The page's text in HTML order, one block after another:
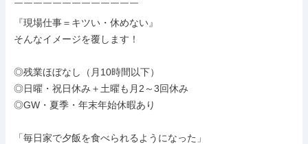
￣￣￣￣￣￣￣￣￣￣￣￣￣
『現場仕事＝キツい・休めない』
そんなイメージを覆します！
◎残業ほぼなし（月10時間以下）
◎日曜・祝日休み＋土曜も月2～3回休み
◎GW・夏季・年末年始休暇あり
「毎日家で夕飯を食べられるようになった」